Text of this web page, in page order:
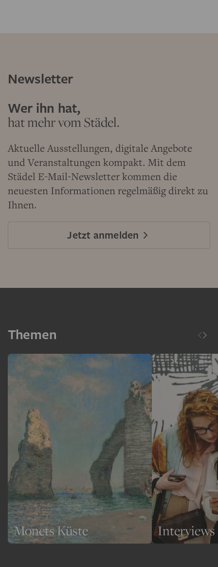
Newsletter
Wer ihn hat,
hat mehr vom Städel.
Aktuelle Ausstellungen, digitale Angebote
und Veranstaltungen kompakt. Mit dem
Städel E-Mail-Newsletter kommen die
neuesten Informationen regelmäßig direkt zu
Ihnen.
Jetzt anmelden
Themen
Monets Küste Interviews